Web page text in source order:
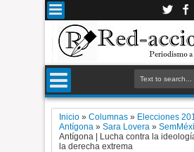
Inicio »Columnas » Elecciones
Antígona »Sara Lovera »
Antígona | Lucha contra la
la derecha extrema